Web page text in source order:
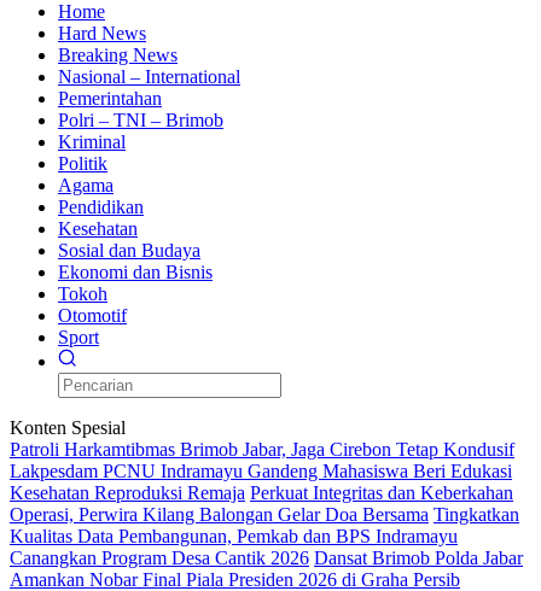
Home
Hard News
Breaking News
Nasional – International
Pemerintahan
Polri – TNI – Brimob
Kriminal
Politik
Agama
Pendidikan
Kesehatan
Sosial dan Budaya
Ekonomi dan Bisnis
Tokoh
Otomotif
Sport
Konten Spesial
Patroli Harkamtibmas Brimob Jabar, Jaga Cirebon Tetap Kondusif
Lakpesdam PCNU Indramayu Gandeng Mahasiswa Beri Edukasi
Kesehatan Reproduksi Remaja Perkuat Integritas dan Keberkahan
Operasi, Perwira Kilang Balongan Gelar Doa Bersama Tingkatkan
Kualitas Data Pembangunan, Pemkab dan BPS Indramayu
Canangkan Program Desa Cantik 2026 Dansat Brimob Polda Jabar
Amankan Nobar Final Piala Presiden 2026 di Graha Persib